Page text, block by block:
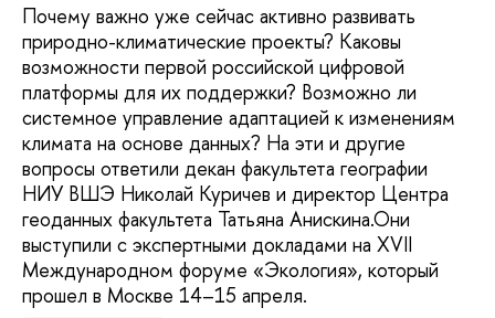
Почему важно уже сейчас активно развивать
природно-климатические проекты? Каковы
возможности первой российской цифровой
платформы для их поддержки? Возможно ли
системное управление адаптацией к изменениям
климата на основе данных? На эти и другие
вопросы ответили декан факультета географии
НИУ ВШЭ Николай Куричев и директор Центра
геоданных факультета Татьяна Анискина.Они
выступили с экспертными докладами на XVII
Международном форуме «Экология», который
прошел в Москве 14–15 апреля.